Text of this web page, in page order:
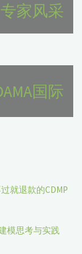
专家风采
国际
就退款的CDMP
模思考与实践